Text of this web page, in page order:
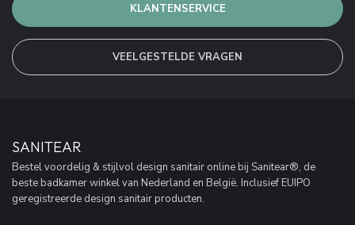
KLANTENSERVICE
VEELGESTELDE VRAGEN
SANITEAR
Bestel voordelig & stijlvol design sanitair online bij Sanitear®, de
beste badkamer winkel van Nederland en België. Inclusief EUIPO
geregistreerde design sanitair producten.